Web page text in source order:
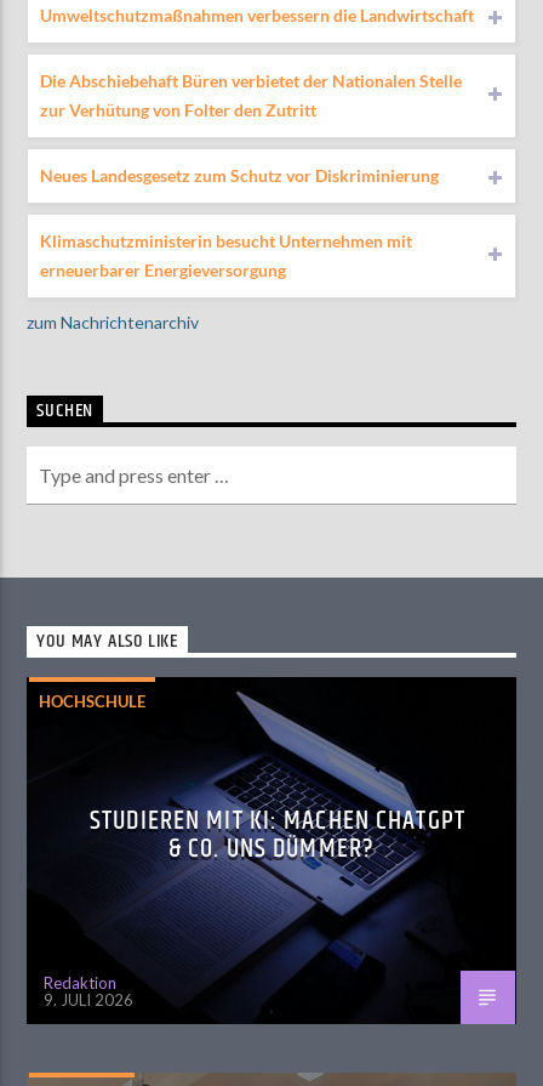
Umweltschutzmaßnahmen verbessern die Landwirtschaft
Die Abschiebehaft Büren verbietet der Nationalen Stelle
zur Verhütung von Folter den Zutritt
Neues Landesgesetz zum Schutz vor Diskriminierung
Klimaschutzministerin besucht Unternehmen mit
erneuerbarer Energieversorgung
zum Nachrichtenarchiv
SUCHEN
YOU MAY ALSO LIKE
HOCHSCHULE
STUDIEREN MIT KI: MACHEN CHATGPT
& CO. UNS DÜMMER?
Redaktion
9. JULI 2026